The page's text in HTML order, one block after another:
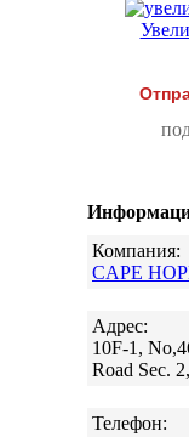
Компания:
CAPE
Адрес:
10F-1,
Road Sec.
Телефон: